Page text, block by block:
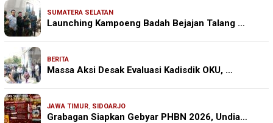
SUMATERA SELATAN
Launching Kampoeng Badah Bejajan Talang …
BERITA
Massa Aksi Desak Evaluasi Kadisdik OKU, …
JAWA TIMUR, SIDOARJO
Grabagan Siapkan Gebyar PHBN 2026, Undia…